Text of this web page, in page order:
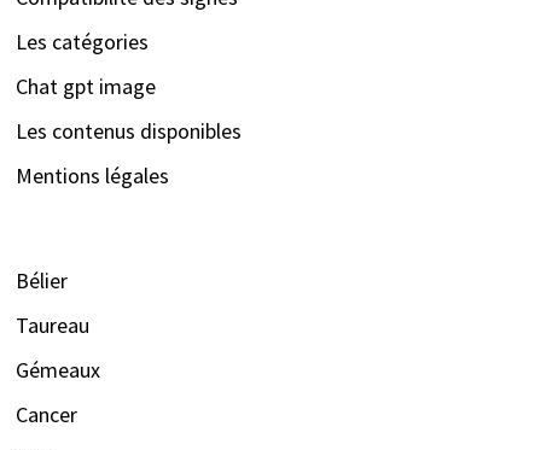
Les catégories
Chat gpt image
Les contenus disponibles
Mentions légales
Bélier
Taureau
Gémeaux
Cancer